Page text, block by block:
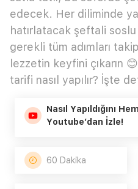
edecek. Her diliminde
hatırlatacak şeftali
gerekli tüm adımları
lezzetin keyfini çıkarın
tarifi nasıl yapılır? İşte
Nasıl Yapıldığını
Youtube’dan İzle!
60 Dakika